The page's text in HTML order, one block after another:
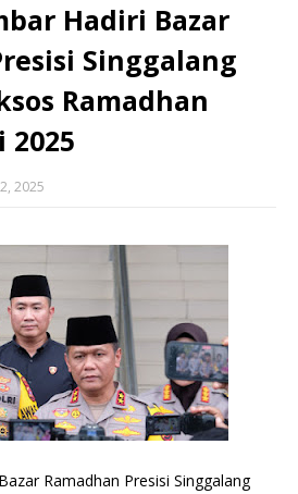
Hadiri Bazar
Singgalang
Ramadhan
2025
Ramadhan Presisi Singgalang